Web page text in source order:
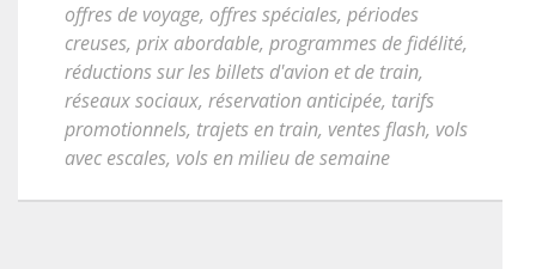
offres de voyage, offres spéciales, périodes
creuses, prix abordable, programmes de fidélité,
réductions sur les billets d'avion et de train,
réseaux sociaux, réservation anticipée, tarifs
promotionnels, trajets en train, ventes flash, vols
avec escales, vols en milieu de semaine